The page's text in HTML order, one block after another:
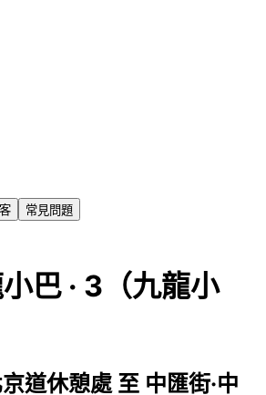
常見問題
巴 · 3（九龍小
道休憩處 至 中匯街·中